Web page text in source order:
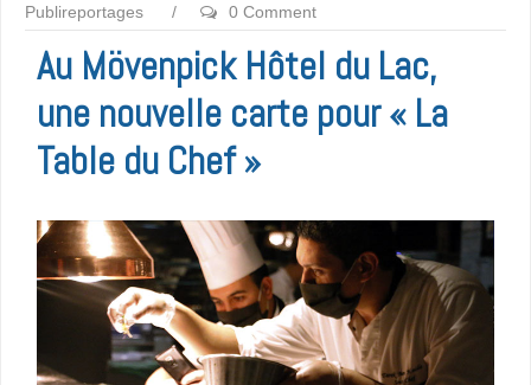
Publireportages
/ 0 Comment
Au Mövenpick Hôtel du Lac,
une nouvelle carte pour « La
Table du Chef »